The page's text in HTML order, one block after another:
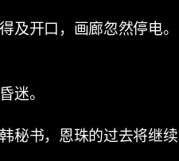
开口，画廊忽然停电。
迷。
秘书，恩珠的过去将继续